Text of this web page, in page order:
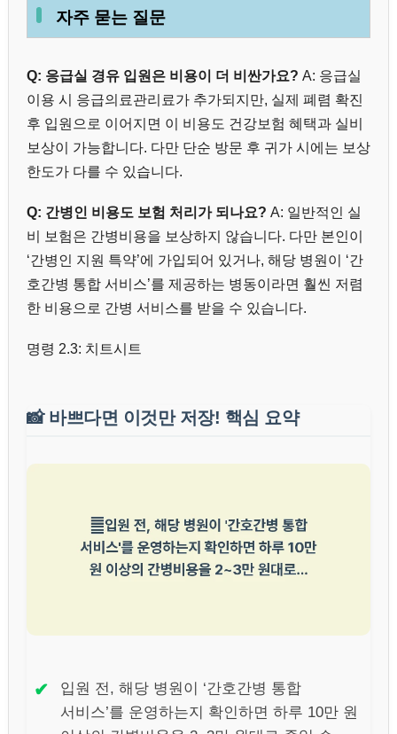
자주 묻는 질문
Q: 응급실 경유 입원은 비용이 더 비싼가요? A: 응급실
이용 시 응급의료관리료가 추가되지만, 실제 폐렴 확진
후 입원으로 이어지면 이 비용도 건강보험 혜택과 실비
보상이 가능합니다. 다만 단순 방문 후 귀가 시에는 보상
한도가 다를 수 있습니다.
Q: 간병인 비용도 보험 처리가 되나요? A: 일반적인 실
비 보험은 간병비용을 보상하지 않습니다. 다만 본인이
‘간병인 지원 특약’에 가입되어 있거나, 해당 병원이 ‘간
호간병 통합 서비스’를 제공하는 병동이라면 훨씬 저렴
한 비용으로 간병 서비스를 받을 수 있습니다.
명령 2.3: 치트시트
📸 바쁘다면 이것만 저장! 핵심 요약
✔
입원 전, 해당 병원이 ‘간호간병 통합
서비스’를 운영하는지 확인하면 하루 10만 원